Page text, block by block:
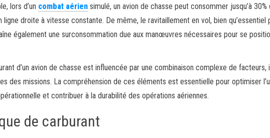
lors d’un combat aérien simulé, un avion de chasse peut consommer jusqu’à 30%
droite à vitesse constante. De même, le ravitaillement en vol, bien qu’essentiel
également une surconsommation due aux manœuvres nécessaires pour se
d’un avion de chasse est influencée par une combinaison complexe de facteurs,
des missions. La compréhension de ces éléments est essentielle pour optimiser
et contribuer à la durabilité des opérations aériennes.
de carburant